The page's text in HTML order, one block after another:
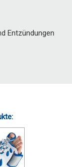
Entzündungen